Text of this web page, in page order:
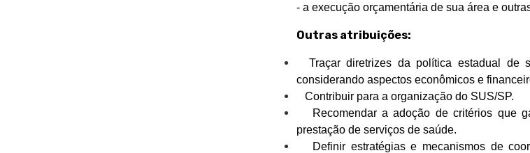
- a execução orçamentária de sua área e
Outras atribuições:
Traçar diretrizes da política estadual de
considerando aspectos econômicos e
Contribuir para a organização do SUS/SP.
Recomendar a adoção de critérios que
prestação de serviços de saúde.
Definir estratégias e mecanismos de